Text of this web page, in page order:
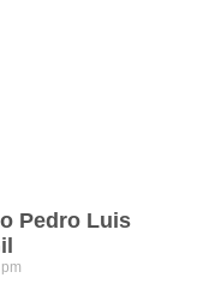
Pedro Luis